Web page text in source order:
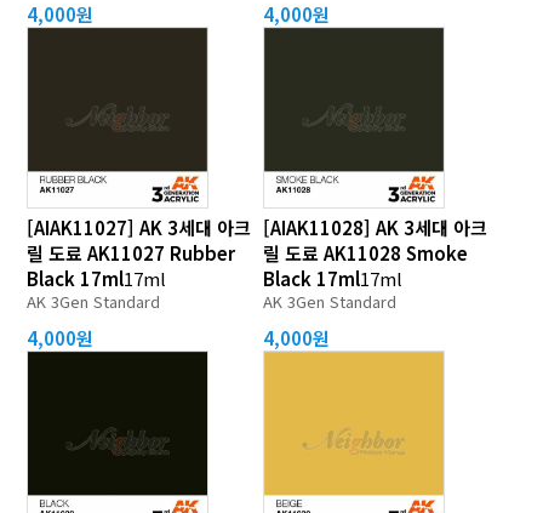
4,000원 4,000원
[AIAK11027] AK 3세대 아크
릴 도료 AK11027 Rubber
Black 17ml17ml
AK 3Gen Standard
4,000원
[AIAK11028] AK 3세대 아크
릴 도료 AK11028 Smoke
Black 17ml17ml
AK 3Gen Standard
4,000원